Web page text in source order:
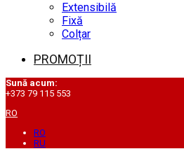
Extensibilă
Fixă
Colțar
PROMOȚII
Sună acum:
+373 79 115 553
RO
RO
RU